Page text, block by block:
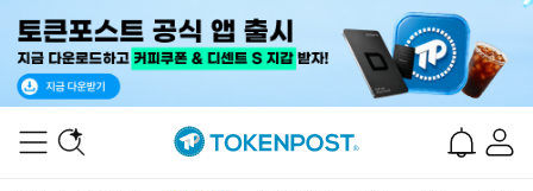
XRP (XRP) ₩1,469 (+1.06%)
Solana (SOL) ₩ 107,014 (+2.59%)
TRON (TRX) 462.2(+0.17%)